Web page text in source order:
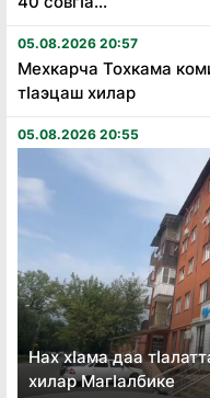
05.08.2026 20:57
Мехкарча Тохкама
тӏаэцаш хилар
05.08.2026 20:55
Нах хӏама даа
хилар Магӏалбике